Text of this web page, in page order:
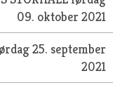
09. oktober 2021
25. september
2021